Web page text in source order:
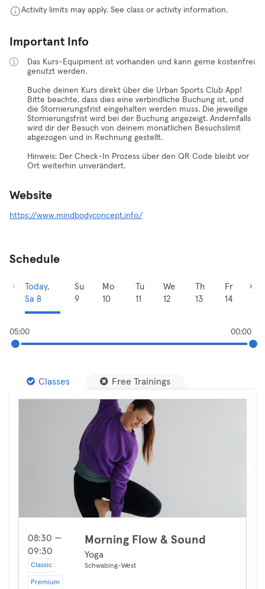
Activity limits may apply. See class or activity information.
Important Info
Das Kurs-Equipment ist vorhanden und kann gerne kostenfrei
genutzt werden.
Buche deinen Kurs direkt über die Urban Sports Club App!
Bitte beachte, dass dies eine verbindliche Buchung ist, und
die Stornierungsfrist eingehalten werden muss. Die jeweilige
Stornierungsfrist wird bei der Buchung angezeigt. Andernfalls
wird dir der Besuch von deinem monatlichen Besuchslimit
abgezogen und in Rechnung gestellt.
Hinweis: Der Check-In Prozess über den QR Code bleibt vor
Ort weiterhin unverändert.
Website
https://www.mindbodyconcept.info/
Schedule
Today,
Sa 8
Su
9
Mo
10
Tu
11
We
12
Th
13
Fr
14
05:00 00:00
Classes Free Trainings
08:30 —
09:30
Classic
Premium
Morning Flow & Sound
Yoga
Schwabing-West